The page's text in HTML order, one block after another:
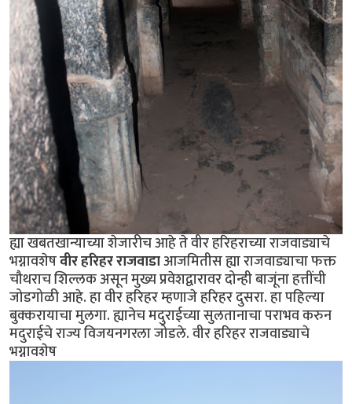
ह्या खबतखान्याच्या शेजारीच आहे ते वीर हरिहराच्या राजवाड्याचे
भग्नावशेषवीर हरिहर राजवाडाआजमितीस ह्या राजवाड्याचा फक्त
चौथराच शिल्लक असून मुख्य प्रवेशद्वारावर दोन्ही बाजूंना हत्तींची
जोडगोळी आहे. हा वीर हरिहर म्हणाजे हरिहर दुसरा. हा पहिल्या
बुक्करायाचा मुलगा. ह्यानेच मदुराईच्या सुलतानाचा पराभव करुन
मदुराईचे राज्य विजयनगरला जोडले. वीर हरिहर राजवाड्याचे
भग्नावशेष